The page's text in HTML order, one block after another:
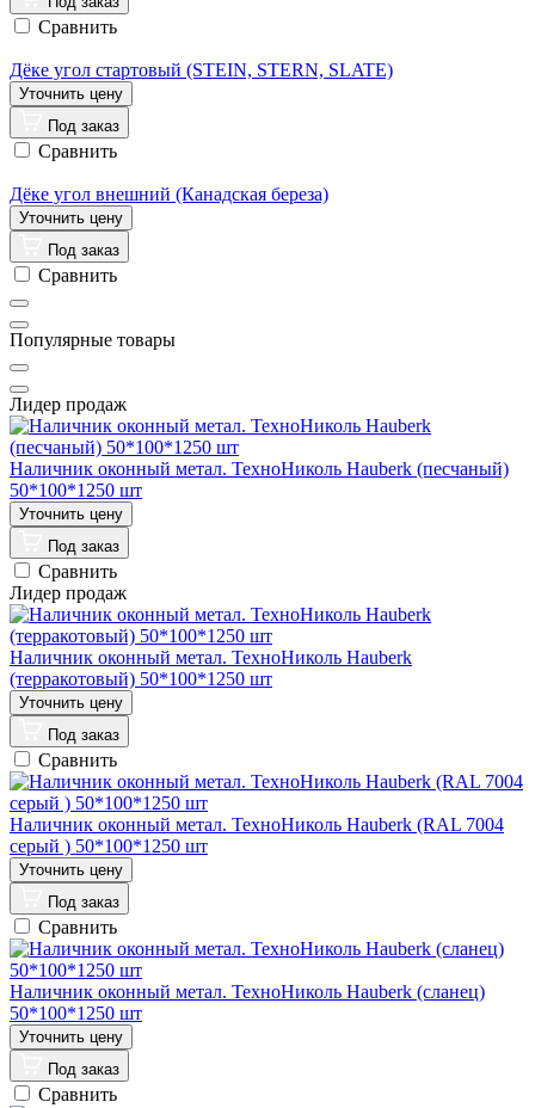
Сравнить
Дёке угол стартовый (STEIN, STERN, SLATE)
Под заказ
Сравнить
Дёке угол внешний (Канадская береза)
Под заказ
Сравнить
Популярные товары
Лидер продаж
Наличник оконный метал. ТехноНиколь Hauberk (песчаный)
50*100*1250 шт
Под заказ
Сравнить
Лидер продаж
Наличник оконный метал. ТехноНиколь Hauberk
(терракотовый) 50*100*1250 шт
Под заказ
Сравнить
Наличник оконный метал. ТехноНиколь Hauberk (RAL 7004
серый ) 50*100*1250 шт
Под заказ
Сравнить
Наличник оконный метал. ТехноНиколь Hauberk (сланец)
50*100*1250 шт
Под заказ
Сравнить